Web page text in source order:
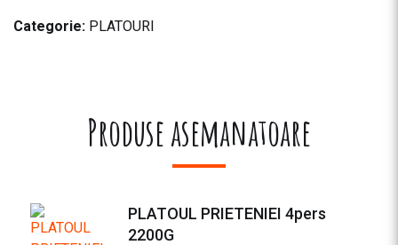
Categorie: PLATOURI
Produse asemanatoare
PLATOUL PRIETENIEI 4pers
2200G